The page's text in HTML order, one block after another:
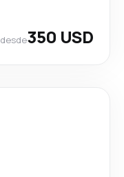
desde350 USD